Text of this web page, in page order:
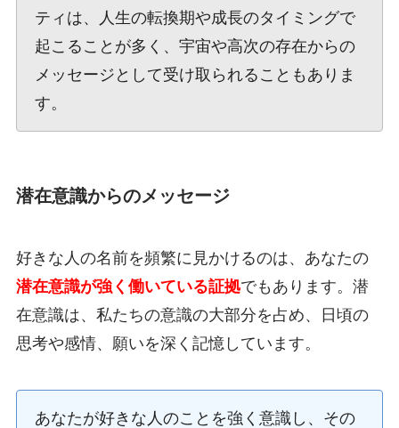
ティは、人生の転換期や成長のタイミングで
起こることが多く、宇宙や高次の存在からの
メッセージとして受け取られることもありま
す。
潜在意識からのメッセージ
好きな人の名前を頻繁に見かけるのは、あなたの
潜在意識が強く働いている証拠でもあります。潜
在意識は、私たちの意識の大部分を占め、日頃の
思考や感情、願いを深く記憶しています。
あなたが好きな人のことを強く意識し、その